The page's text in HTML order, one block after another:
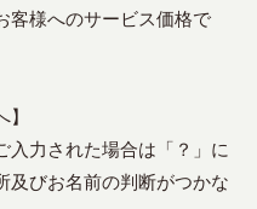
客様へのサービス価格で
力された場合は「？」に
及びお名前の判断がつかな